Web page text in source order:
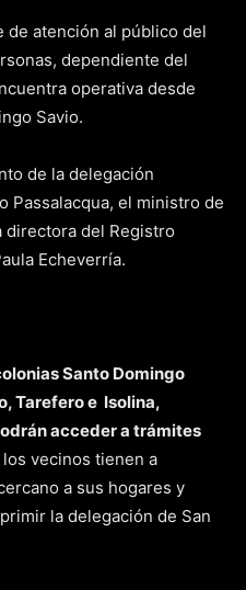
de atención al público del
dependiente del
operativa desde
Savio.
de la delegación
Passalacqua, el ministro de
directora del Registro
Echeverría.
Santo Domingo
Tarefero e Isolina,
acceder a trámites
vecinos tienen a
a sus hogares y
la delegación de San